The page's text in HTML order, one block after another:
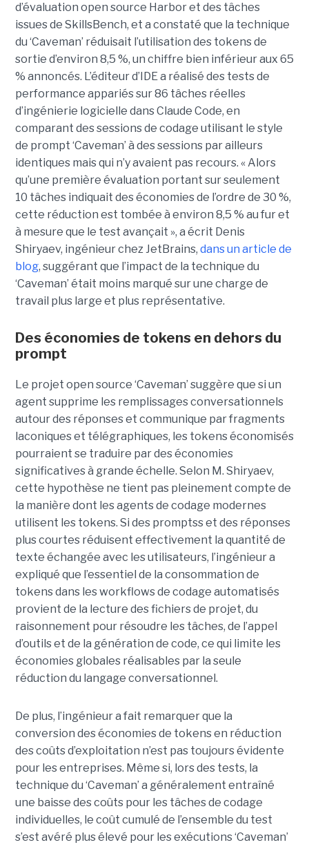
d’évaluation open source Harbor et des tâches
issues de SkillsBench, et a constaté que la technique
du ‘Caveman’ réduisait l’utilisation des tokens de
sortie d’environ 8,5 %, un chiffre bien inférieur aux 65
% annoncés. L’éditeur d’IDE a réalisé des tests de
performance appariés sur 86 tâches réelles
d’ingénierie logicielle dans Claude Code, en
comparant des sessions de codage utilisant le style
de prompt ‘Caveman’ à des sessions par ailleurs
identiques mais qui n’y avaient pas recours. « Alors
qu’une première évaluation portant sur seulement
10 tâches indiquait des économies de l’ordre de 30 %,
cette réduction est tombée à environ 8,5 % au fur et
à mesure que le test avançait », a écrit Denis
Shiryaev, ingénieur chez JetBrains, dans un article de
blog, suggérant que l’impact de la technique du
‘Caveman’ était moins marqué sur une charge de
travail plus large et plus représentative.
Des économies de tokens en dehors du
prompt
Le projet open source ‘Caveman’ suggère que si un
agent supprime les remplissages conversationnels
autour des réponses et communique par fragments
laconiques et télégraphiques, les tokens économisés
pourraient se traduire par des économies
significatives à grande échelle. Selon M. Shiryaev,
cette hypothèse ne tient pas pleinement compte de
la manière dont les agents de codage modernes
utilisent les tokens. Si des promptss et des réponses
plus courtes réduisent effectivement la quantité de
texte échangée avec les utilisateurs, l’ingénieur a
expliqué que l’essentiel de la consommation de
tokens dans les workflows de codage automatisés
provient de la lecture des fichiers de projet, du
raisonnement pour résoudre les tâches, de l’appel
d’outils et de la génération de code, ce qui limite les
économies globales réalisables par la seule
réduction du langage conversationnel.
De plus, l’ingénieur a fait remarquer que la
conversion des économies de tokens en réduction
des coûts d’exploitation n’est pas toujours évidente
pour les entreprises. Même si, lors des tests, la
technique du ‘Caveman’ a généralement entraîné
une baisse des coûts pour les tâches de codage
individuelles, le coût cumulé de l’ensemble du test
s’est avéré plus élevé pour les exécutions ‘Caveman’